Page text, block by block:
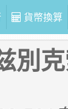
貨幣換算
別